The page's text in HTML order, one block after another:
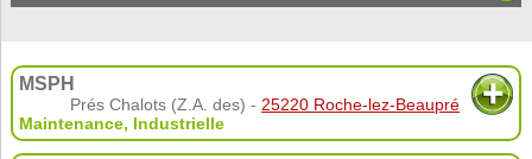
MSPH
Prés Chalots (Z.A. des) - 25220 Roche-lez-Beaupré
Maintenance, Industrielle